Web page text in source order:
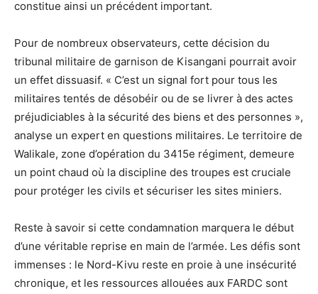
constitue ainsi un précédent important.
Pour de nombreux observateurs, cette décision du
tribunal militaire de garnison de Kisangani pourrait avoir
un effet dissuasif. « C’est un signal fort pour tous les
militaires tentés de désobéir ou de se livrer à des actes
préjudiciables à la sécurité des biens et des personnes »,
analyse un expert en questions militaires. Le territoire de
Walikale, zone d’opération du 3415e régiment, demeure
un point chaud où la discipline des troupes est cruciale
pour protéger les civils et sécuriser les sites miniers.
Reste à savoir si cette condamnation marquera le début
d’une véritable reprise en main de l’armée. Les défis sont
immenses : le Nord-Kivu reste en proie à une insécurité
chronique, et les ressources allouées aux FARDC sont